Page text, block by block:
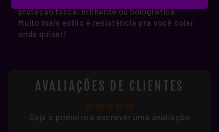
proteção fosca, brilhante ou holográfica.
Muito mais estilo e resistência pra você colar
onde quiser!
AVALIAÇÕES DE CLIENTES
Seja o primeiro a escrever uma avaliação